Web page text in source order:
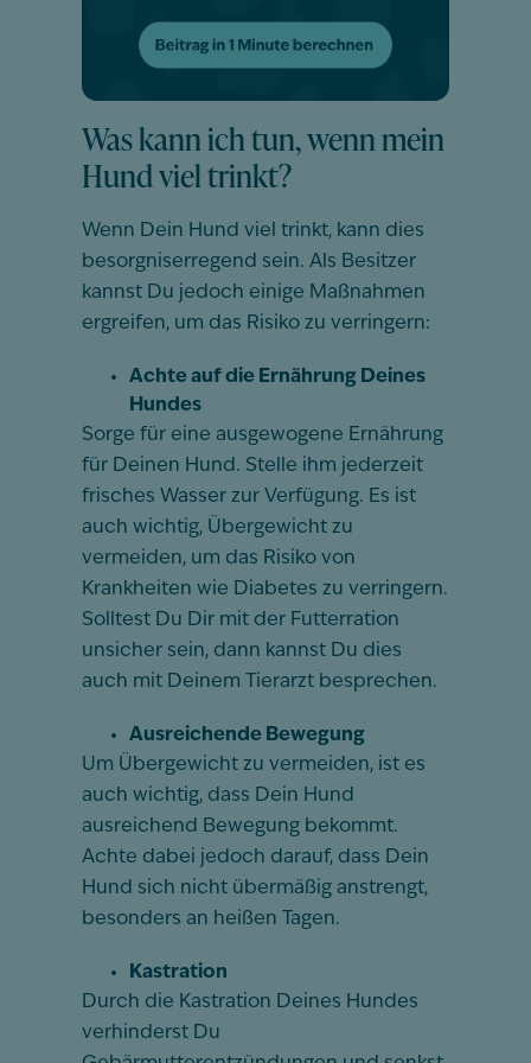
Was kann ich tun, wenn mein
Hund viel trinkt?
Wenn Dein Hund viel trinkt, kann dies
besorgniserregend sein. Als Besitzer
kannst Du jedoch einige Maßnahmen
ergreifen, um das Risiko zu verringern:
Achte auf die Ernährung Deines
Hundes
Sorge für eine ausgewogene Ernährung
für Deinen Hund. Stelle ihm jederzeit
frisches Wasser zur Verfügung. Es ist
auch wichtig, Übergewicht zu
vermeiden, um das Risiko von
Krankheiten wie Diabetes zu verringern.
Solltest Du Dir mit der Futterration
unsicher sein, dann kannst Du dies
auch mit Deinem Tierarzt besprechen.
Ausreichende Bewegung
Um Übergewicht zu vermeiden, ist es
auch wichtig, dass Dein Hund
ausreichend Bewegung bekommt.
Achte dabei jedoch darauf, dass Dein
Hund sich nicht übermäßig anstrengt,
besonders an heißen Tagen.
Kastration
Durch die Kastration Deines Hundes
verhinderst Du